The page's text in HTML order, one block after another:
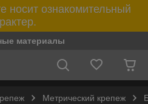
носит ознакомительный
материалы
Метрический крепеж